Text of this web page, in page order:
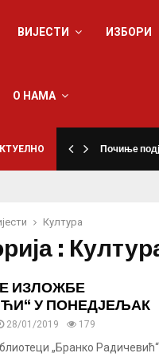
ВИЈЕСТИ ИЗБОРИ
О НАМА
Почиње
Култура
:
ИЗЛОЖБЕ
У ПОНЕДЈЕЉАК
28/01/2019 179
„Бранко